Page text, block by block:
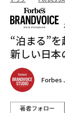
“泊まる”
新しい日本
Forbes
著者フォロー